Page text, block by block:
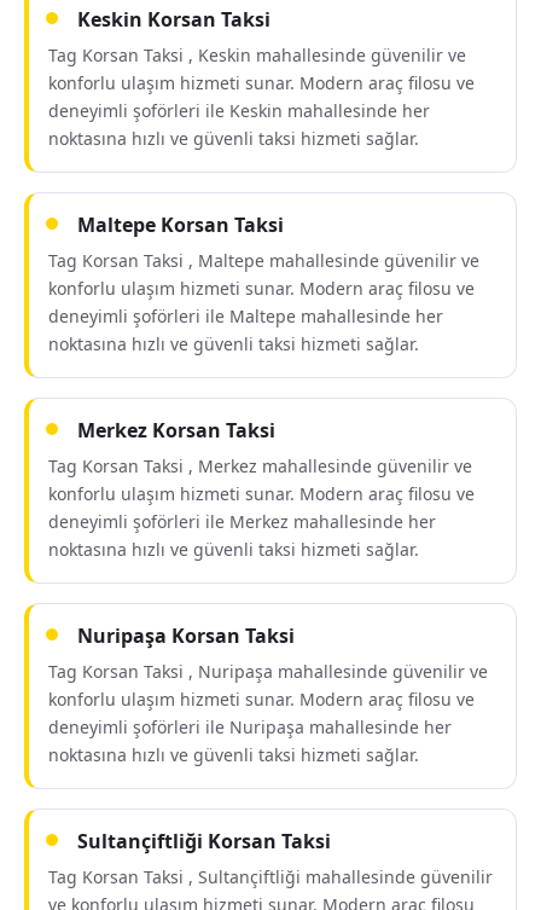
Keskin Korsan Taksi
Tag Korsan Taksi , Keskin mahallesinde güvenilir ve
konforlu ulaşım hizmeti sunar. Modern araç filosu ve
deneyimli şoförleri ile Keskin mahallesinde her
noktasına hızlı ve güvenli taksi hizmeti sağlar.
Maltepe Korsan Taksi
Tag Korsan Taksi , Maltepe mahallesinde güvenilir ve
konforlu ulaşım hizmeti sunar. Modern araç filosu ve
deneyimli şoförleri ile Maltepe mahallesinde her
noktasına hızlı ve güvenli taksi hizmeti sağlar.
Merkez Korsan Taksi
Tag Korsan Taksi , Merkez mahallesinde güvenilir ve
konforlu ulaşım hizmeti sunar. Modern araç filosu ve
deneyimli şoförleri ile Merkez mahallesinde her
noktasına hızlı ve güvenli taksi hizmeti sağlar.
Nuripaşa Korsan Taksi
Tag Korsan Taksi , Nuripaşa mahallesinde güvenilir ve
konforlu ulaşım hizmeti sunar. Modern araç filosu ve
deneyimli şoförleri ile Nuripaşa mahallesinde her
noktasına hızlı ve güvenli taksi hizmeti sağlar.
Sultançiftliği Korsan Taksi
Tag Korsan Taksi , Sultançiftliği mahallesinde güvenilir
ve konforlu ulaşım hizmeti sunar. Modern araç filosu